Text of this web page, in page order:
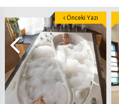
Önceki Yazı